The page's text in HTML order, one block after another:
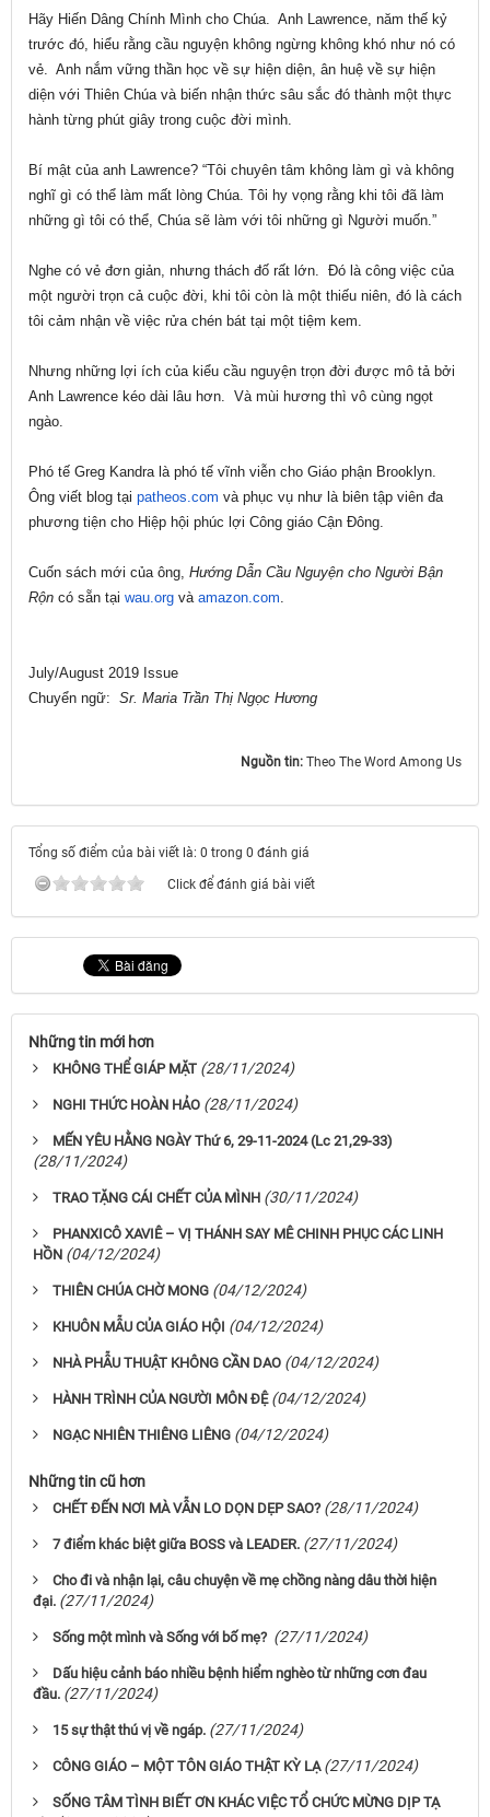
Hãy Hiến Dâng Chính Mình cho Chúa. Anh Lawrence, năm thế kỷ
trước đó, hiểu rằng cầu nguyện không ngừng không khó như nó có
vẻ. Anh nắm vững thần học về sự hiện diện, ân huệ về sự hiện
diện với Thiên Chúa và biến nhận thức sâu sắc đó thành một thực
hành từng phút giây trong cuộc đời mình.
Bí mật của anh Lawrence? “Tôi chuyên tâm không làm gì và không
nghĩ gì có thể làm mất lòng Chúa. Tôi hy vọng rằng khi tôi đã làm
những gì tôi có thể, Chúa sẽ làm với tôi những gì Người muốn.”
Nghe có vẻ đơn giản, nhưng thách đố rất lớn. Đó là công việc của
một người trọn cả cuộc đời, khi tôi còn là một thiếu niên, đó là cách
tôi cảm nhận về việc rửa chén bát tại một tiệm kem.
Nhưng những lợi ích của kiểu cầu nguyện trọn đời được mô tả bởi
Anh Lawrence kéo dài lâu hơn. Và mùi hương thì vô cùng ngọt
ngào.
Phó tế Greg Kandra là phó tế vĩnh viễn cho Giáo phận Brooklyn.
Ông viết blog tại patheos.com và phục vụ như là biên tập viên đa
phương tiện cho Hiệp hội phúc lợi Công giáo Cận Đông.
Cuốn sách mới của ông, Hướng Dẫn Cầu Nguyện cho Người Bận
Rộn có sẵn tại wau.org và amazon.com.
July/August 2019 Issue
Chuyển ngữ: Sr. Maria Trần Thị Ngọc Hương
Nguồn tin: Theo The Word Among Us
Tổng số điểm của bài viết là: 0 trong 0 đánh giá
Click để đánh giá bài viết
Những tin mới hơn
KHÔNG THỂ GIÁP MẶT (28/11/2024)
NGHI THỨC HOÀN HẢO (28/11/2024)
MẾN YÊU HẰNG NGÀY Thứ 6, 29-11-2024 (Lc 21,29-33)
(28/11/2024)
TRAO TẶNG CÁI CHẾT CỦA MÌNH (30/11/2024)
PHANXICÔ XAVIÊ – VỊ THÁNH SAY MÊ CHINH PHỤC CÁC LINH
HỒN (04/12/2024)
THIÊN CHÚA CHỜ MONG (04/12/2024)
KHUÔN MẪU CỦA GIÁO HỘI (04/12/2024)
NHÀ PHẪU THUẬT KHÔNG CẦN DAO (04/12/2024)
HÀNH TRÌNH CỦA NGƯỜI MÔN ĐỆ (04/12/2024)
NGẠC NHIÊN THIÊNG LIÊNG (04/12/2024)
Những tin cũ hơn
CHẾT ĐẾN NƠI MÀ VẪN LO DỌN DẸP SAO? (28/11/2024)
7 điểm khác biệt giữa BOSS và LEADER. (27/11/2024)
Cho đi và nhận lại, câu chuyện về mẹ chồng nàng dâu thời hiện
đại. (27/11/2024)
Sống một mình và Sống với bố mẹ? (27/11/2024)
Dấu hiệu cảnh báo nhiều bệnh hiểm nghèo từ những cơn đau
đầu. (27/11/2024)
15 sự thật thú vị về ngáp. (27/11/2024)
CÔNG GIÁO – MỘT TÔN GIÁO THẬT KỲ LẠ (27/11/2024)
SỐNG TÂM TÌNH BIẾT ƠN KHÁC VIỆC TỔ CHỨC MỪNG DỊP TẠ